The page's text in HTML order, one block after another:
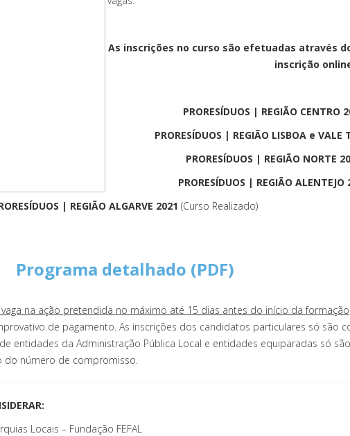
As inscrições no curso são efetuadas através
inscrição
PRORESÍDUOS | REGIÃO CENTRO
PRORESÍDUOS | REGIÃO LISBOA e VALE
PRORESÍDUOS | REGIÃO NORTE
PRORESÍDUOS | REGIÃO ALENTEJO
| REGIÃO ALGARVE 2021 (Curso Realizado)
Programa detalhado (PDF)
na ação pretendida no máximo até 15 dias antes do início da formação
de pagamento. As inscrições dos candidatos particulares só são
entidades da Administração Pública Local e entidades equiparadas só
do número de compromisso.
Locais – Fundação FEFAL